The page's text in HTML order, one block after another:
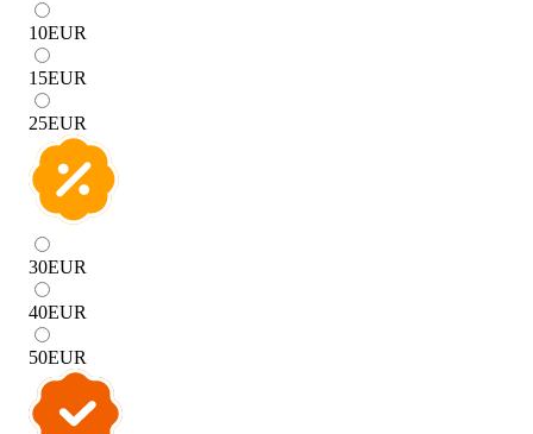
10EUR
15EUR
25EUR
30EUR
40EUR
50EUR